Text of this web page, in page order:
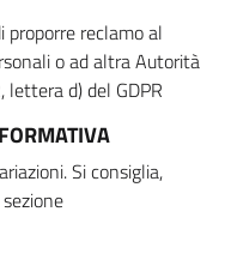
proporre reclamo al
o ad altra Autorità
lettera d) del GDPR
Si consiglia,